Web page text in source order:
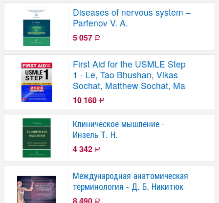
Diseases of nervous system –
Parfenov V. A.
5 057 Р
First Aid for the USMLE Step
1 - Le, Tao Bhushan, Vikas
Sochat, Matthew Sochat, Ma
10 160 Р
Клиническое мышление -
Инзель Т. Н.
4 342 Р
Международная анатомическая
терминология - Д. Б. Никитюк
Р